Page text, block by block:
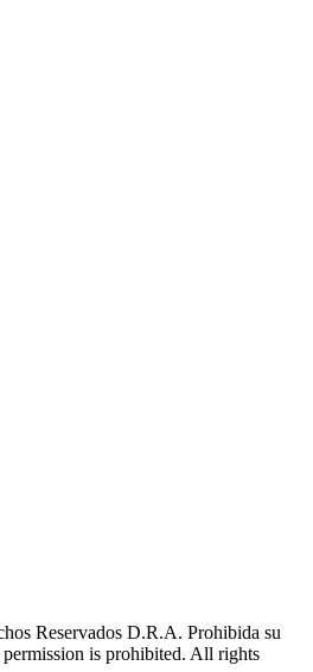
Reservados D.R.A. Prohibida su
is prohibited. All rights